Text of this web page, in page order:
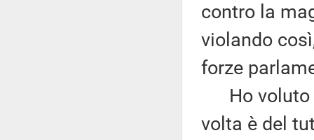
contro la
violando
forze
Ho voluto
volta è del